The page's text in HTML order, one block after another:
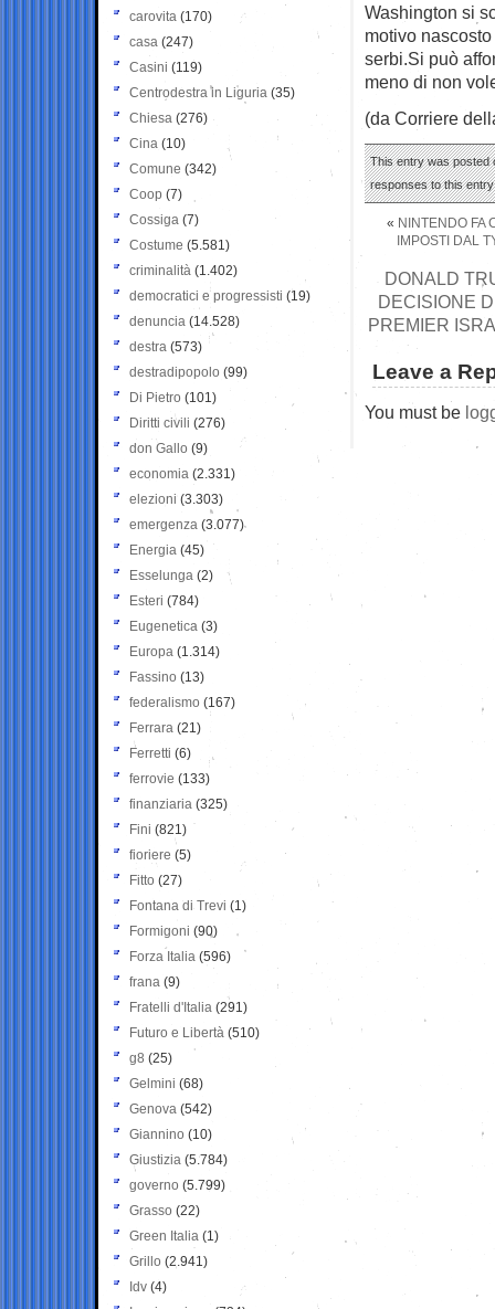
Washington si
motivo
serbi.Si può
meno di non
(da Corriere
This entry was posted
responses to this
« NINTENDO FA
IMPOSTI DAL
DONALD
DECISIONE
PREMIER
Leave a
You must be
carovita (170)
casa (247)
Casini (119)
Centrodestra in Liguria (35)
Chiesa (276)
Cina (10)
Comune (342)
Coop (7)
Cossiga (7)
Costume (5.581)
criminalità (1.402)
democratici e progressisti (19)
denuncia (14.528)
destra (573)
destradipopolo (99)
Di Pietro (101)
Diritti civili (276)
don Gallo (9)
economia (2.331)
elezioni (3.303)
emergenza (3.077)
Energia (45)
Esselunga (2)
Esteri (784)
Eugenetica (3)
Europa (1.314)
Fassino (13)
federalismo (167)
Ferrara (21)
Ferretti (6)
ferrovie (133)
finanziaria (325)
Fini (821)
fioriere (5)
Fitto (27)
Fontana di Trevi (1)
Formigoni (90)
Forza Italia (596)
frana (9)
Fratelli d'Italia (291)
Futuro e Libertà (510)
g8 (25)
Gelmini (68)
Genova (542)
Giannino (10)
Giustizia (5.784)
governo (5.799)
Grasso (22)
Green Italia (1)
Grillo (2.941)
Idv (4)